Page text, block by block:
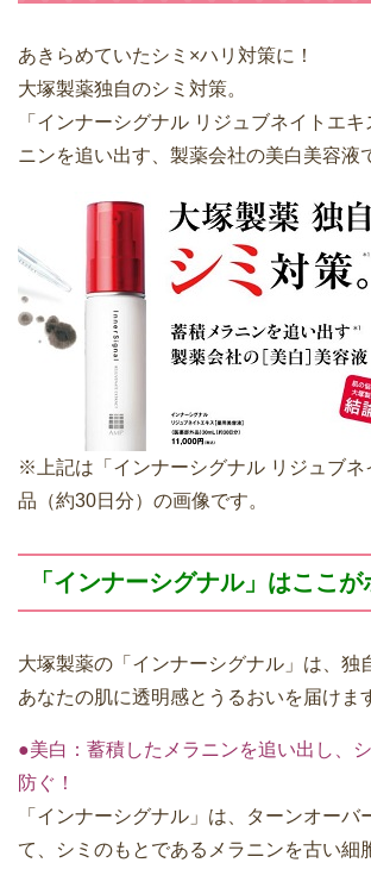
あきらめていたシミ×ハリ対策に！
大塚製薬独自のシミ対策。
「インナーシグナル リジュブネイトエ
ニンを追い出す、製薬会社の美白美容液
※上記は「インナーシグナル リジュブネ
品（約30日分）の画像です。
「インナーシグナル」はここ
大塚製薬の「インナーシグナル」は、独
あなたの肌に透明感とうるおいを届けま
●美白：蓄積したメラニンを追い出し、
防ぐ！
「インナーシグナル」は、ターンオーバ
て、シミのもとであるメラニンを古い細